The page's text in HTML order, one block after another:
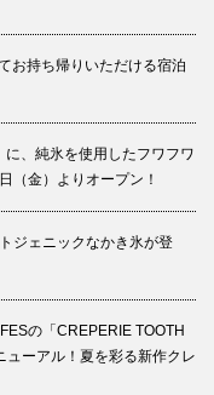
お持ち帰りいただける宿泊
、純氷を使用したフワフワ
（金）よりオープン！
ジェニックなかき氷が登
の「CREPERIE TOOTH
ーアル！夏を彩る新作クレ